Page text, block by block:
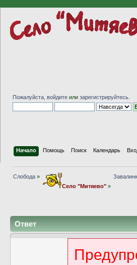
Пожалуйста, войдите или зарегистрируйтесь
Начало Помощь Поиск Календарь
Слобода »
Село "Митяево"»
Ответ